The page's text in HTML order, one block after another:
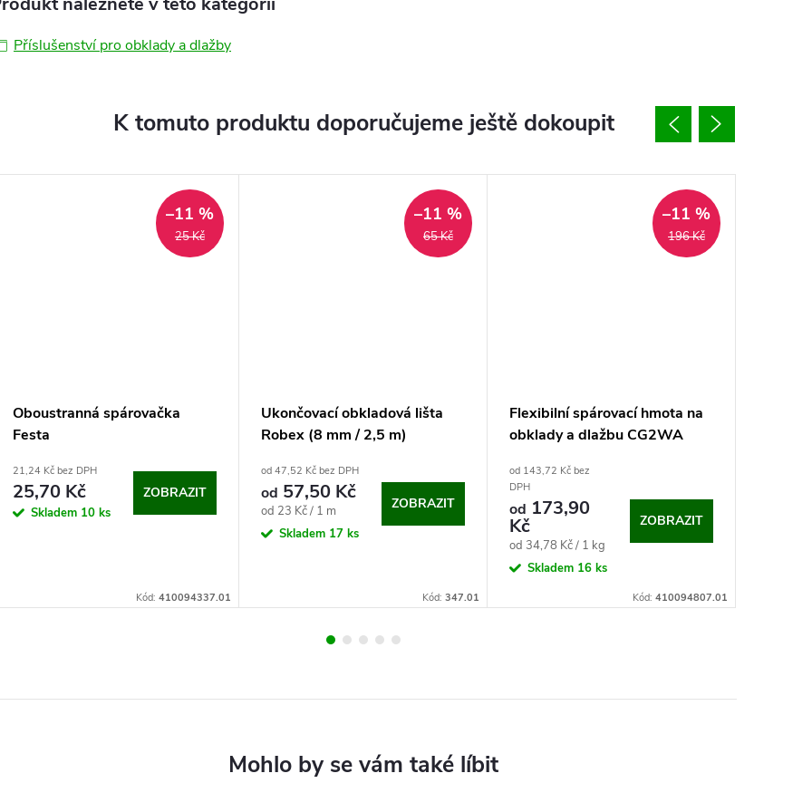
Příslušenství pro obklady a dlažby
K tomuto produktu doporučujeme ještě dokoupit
25 Kč
–11 %
Oboustranná spárovačka
Festa
21,24 Kč bez DPH
25,70 Kč
Skladem 10 ks
ZOBRAZIT
Kód: 410094337.01
65 Kč
–11 %
Ukončovací obkladová lišta
Robex (8 mm / 2,5 m)
od 47,52 Kč bez DPH
od 57,50 Kč
Měrná
cena:
od 23 Kč / 1 m
Skladem 17 ks
ZOBRAZIT
Kód: 347.01
196 Kč
–11 %
Flexibilní spárovací hmota na
obklady a dlažbu CG2WA
od 143,72 Kč bez
DPH
od 173,90
Kč
Měrná
cena:
od 34,78 Kč / 1 kg
Skladem 16 ks
ZOBRAZIT
Kód: 410094807.01